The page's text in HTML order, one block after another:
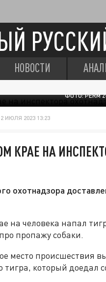
НОВОСТИ
ФОТО: PERM
ИЮЛЯ 2023 13:23
КРАЕ НА
охотнадзора
на человека напал
пропажу собаки.
место происшествия
который доедал